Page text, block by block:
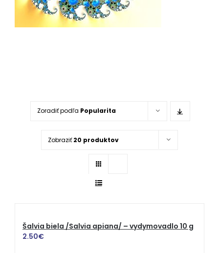
Zoradiť podľa Popularita
Zobraziť20 produktov
Šalvia biela /Salvia apiana/ – vydymovadlo 10 g
2.50€